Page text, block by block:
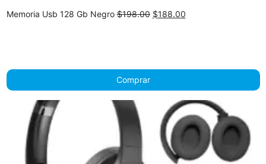
Memoria Usb 128 Gb Negro$198.00 Original
$188.00Current
Comprar